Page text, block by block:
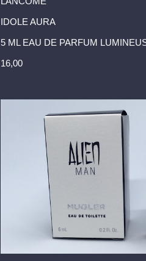
IDOLE AURA
5 ML EAU DE PARFUM
16,00